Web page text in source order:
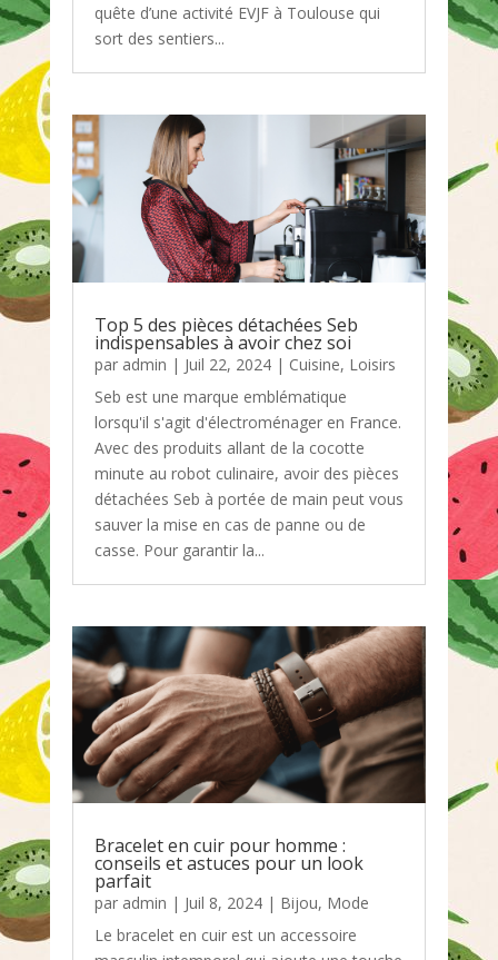
quête d’une activité EVJF à Toulouse qui
sort des sentiers...
Top 5 des pièces détachées Seb
indispensables à avoir chez soi
par admin | Juil 22, 2024| Cuisine, Loisirs
Seb est une marque emblématique
lorsqu'il s'agit d'électroménager en France.
Avec des produits allant de la cocotte
minute au robot culinaire, avoir des pièces
détachées Seb à portée de main peut vous
sauver la mise en cas de panne ou de
casse. Pour garantir la...
Bracelet en cuir pour homme :
conseils et astuces pour un look
parfait
par admin | Juil 8, 2024| Bijou, Mode
Le bracelet en cuir est un accessoire